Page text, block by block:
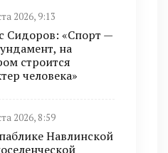
2026, 9:13
Сидоров: «Спорт —
на
строится
человека»
2026, 8:59
Навлинской